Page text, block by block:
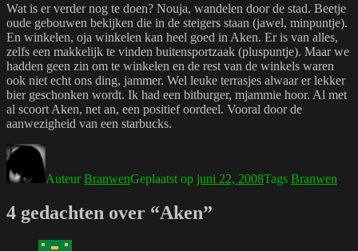
Wat is er verder nog te doen? Nouja, wandelen door de stad. Beetje
oude gebouwen bekijken die in de steigers staan (jawel, minpuntje).
En winkelen, oja winkelen kan heel goed in Aken. Er is van alles,
zelfs een makkelijk te vinden buitensportzaak (pluspuntje). Maar we
hadden geen zin om te winkelen en de rest van de winkels waren
ook niet echt ons ding, jammer. Wel leuke terrasjes alwaar er lekker
bier geschonken wordt. Ik had een bitburger, mjammie hoor. Al met
al scoort Aken, net an, een positief oordeel. Vooral door de
aanwezigheid van een starbucks.
AuteurBranwenGeplaatst op juni 22, 2008Tags Branwen
4 gedachten over “Aken”